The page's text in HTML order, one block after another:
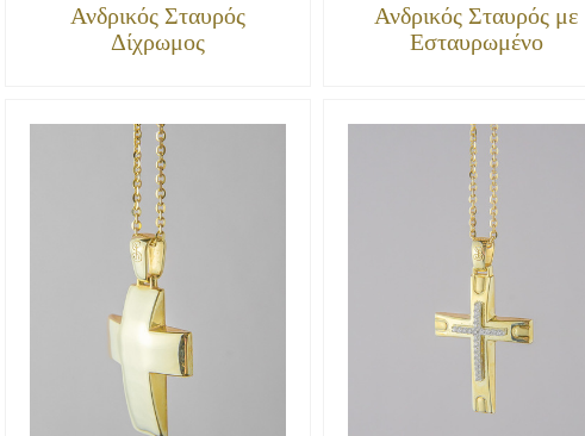
Ανδρικός Σταυρός
Δίχρωμος
Ανδρικός Σταυρός με
Εσταυρωμένο